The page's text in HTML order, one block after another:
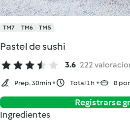
TM7 TM6 TM5
Pastel de sushi
3.6 222
Prep. 30min Total 1h 8
Registrarse
Ingredientes